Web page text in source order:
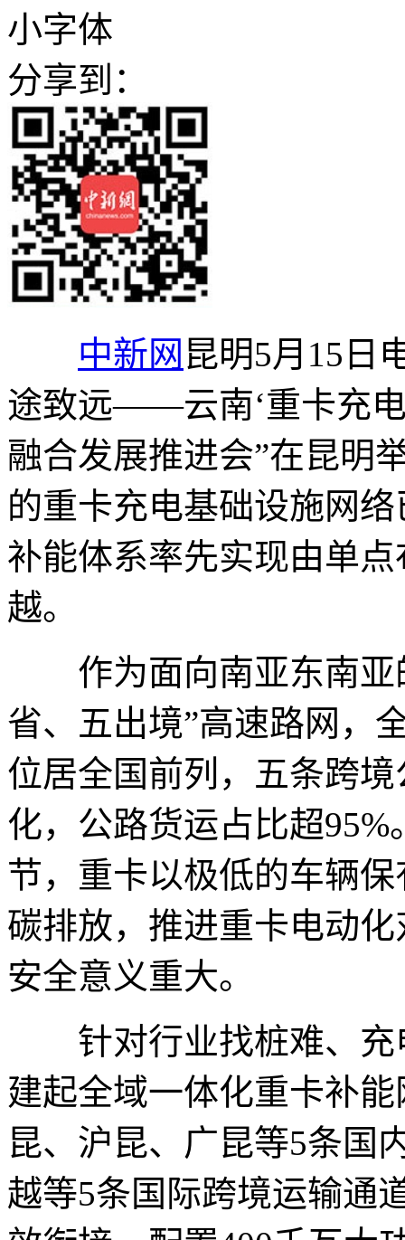
小字体
分享到：
中新网 昆明5月15日
途致远——云南‘重卡充
融合发展推进会”在昆明
的重卡充电基础设施网
补能体系率先实现由单
越。
作为面向南亚东南亚
省、五出境”高速路网，
位居全国前列，五条跨
化，公路货运占比超
节，重卡以极低的车辆
碳排放，推进重卡电动
安全意义重大。
针对行业找桩难、充
建起全域一体化重卡补
昆、沪昆、广昆等5条国
越等5条国际跨境运输通